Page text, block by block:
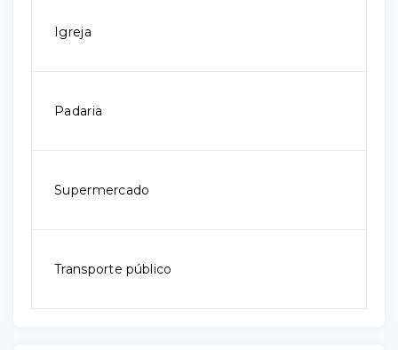
Igreja
Padaria
Supermercado
Transporte público